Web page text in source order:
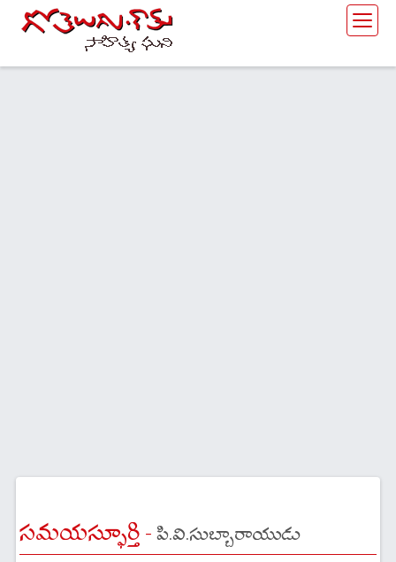
సమయస్ఫూర్తి -పి.వి.సుబ్బారాయుడు